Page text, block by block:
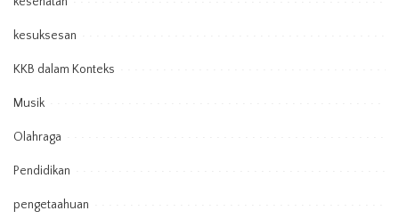
kesuksesan
KKB dalam Konteks
Musik
Olahraga
Pendidikan
pengetaahuan